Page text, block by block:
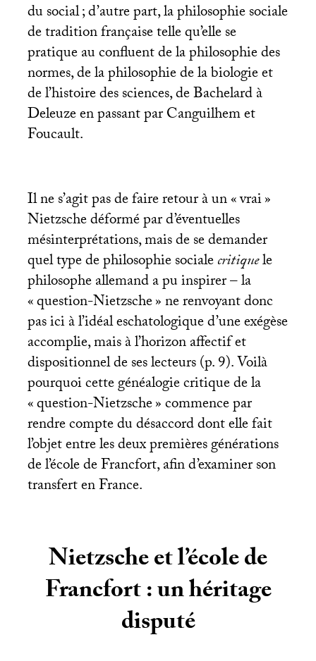
du social; d’autre part, la philosophie sociale
de tradition française telle qu’elle se
pratique au confluent de la philosophie des
normes, de la philosophie de la biologie et
de l’histoire des sciences, de Bachelard à
Deleuze en passant par Canguilhem et
Foucault.
Il ne s’agit pas de faire retour à un «vrai»
Nietzsche déformé par d’éventuelles
mésinterprétations, mais de se demander
quel type de philosophie socialecritiquele
philosophe allemand a pu inspirer – la
«question-Nietzsche» ne renvoyant donc
pas ici à l’idéal eschatologique d’une exégèse
accomplie, mais à l’horizon affectif et
dispositionnel de ses lecteurs (p. 9). Voilà
pourquoi cette généalogie critique de la
«question-Nietzsche» commence par
rendre compte du désaccord dont elle fait
l’objet entre les deux premières générations
de l’école de Francfort, afin d’examiner son
transfert en France.
Nietzsche et l’école de
Francfort : un héritage
disputé